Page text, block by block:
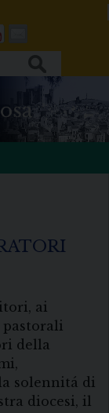
Mail
ai
della
solennitá di
diocesi, il